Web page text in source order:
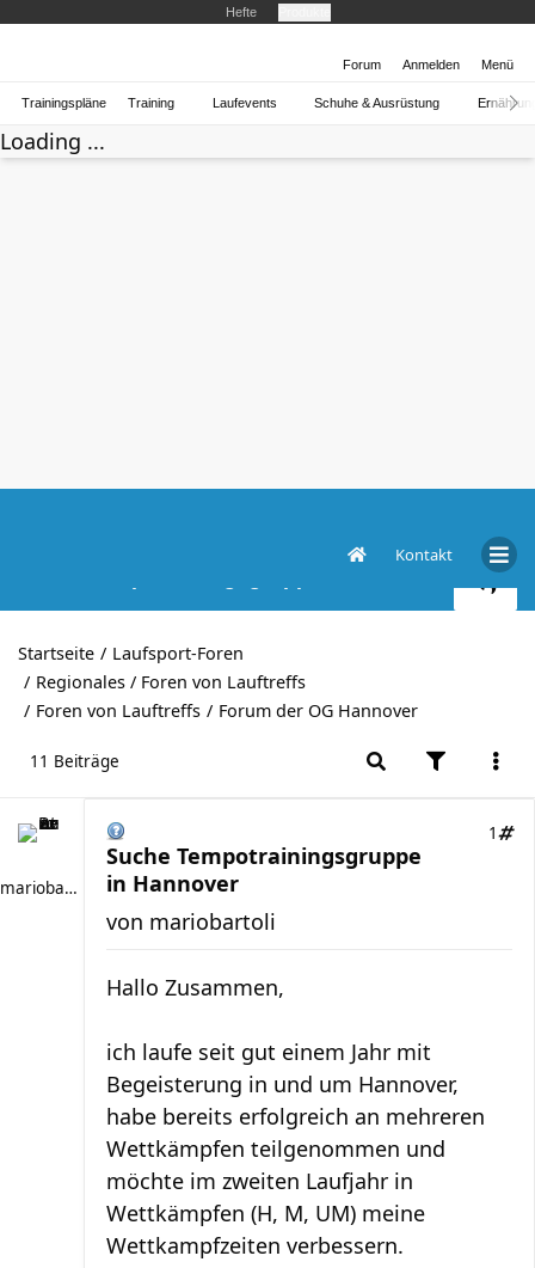
Hefte
Forum Anmelden Menü
Trainingspläne Training Laufevents Schuhe & Ausrüstung
Loading ...
Kontakt
Startseite
Laufsport-Foren
Regionales / Foren von Lauftreffs
Foren von Lauftreffs
Forum der OG Hannover
11 Beiträge
mariobartoli
Suche Tempotrainingsgruppe
in Hannover
1
von mariobartoli
Hallo Zusammen,
ich laufe seit gut einem Jahr mit
Begeisterung in und um Hannover,
habe bereits erfolgreich an mehreren
Wettkämpfen teilgenommen und
möchte im zweiten Laufjahr in
Wettkämpfen (H, M, UM) meine
Wettkampfzeiten verbessern.